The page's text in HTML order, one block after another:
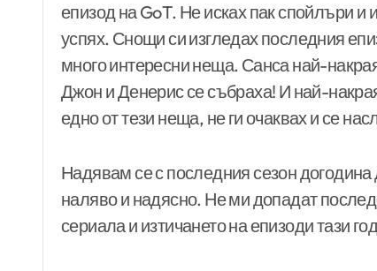
епизод на GoT. Не исках пак спойлъри и
успях. Снощи си изгледах последния
много интересни неща. Санса най-
Джон и Денерис се събраха! И най-
едно от тези неща, не ги очаквах и се
Надявам се с последния сезон
наляво и надясно. Не ми допадат
сериала и изтичането на епизоди тази